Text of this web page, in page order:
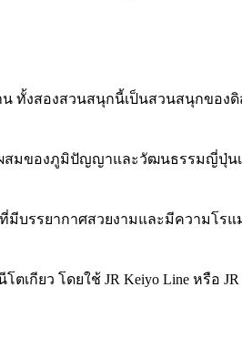
น ทั้งสองสวนสนุกนี้เป็นสวนสนุกขอ
สมของภูมิปัญญาและวัฒนธรรมญี่ปุ่
ที่มีบรรยากาศสวยงามและมีความ
กียว โดยใช้ JR Keiyo Line หรือ